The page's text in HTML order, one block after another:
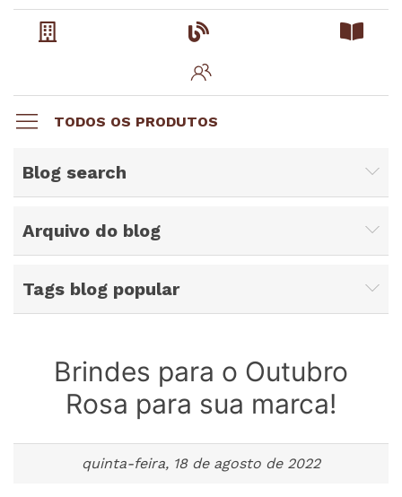
TODOS OS PRODUTOS
Blog search
Arquivo do blog
Tags blog popular
Brindes para o Outubro
Rosa para sua marca!
quinta-feira, 18 de agosto de 2022